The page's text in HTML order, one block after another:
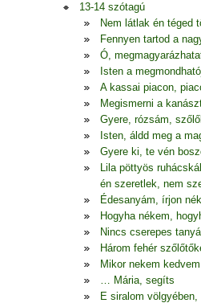
13-14 szótagú
Nem látlak én téged
Fennyen tartod a
Ó,
Isten a
A kassai piacon,
Megismerni a
Gyere, rózsám,
Isten, áldd meg a
Gyere ki, te vén
Lila pöttyös
én szeretlek, nem
Édesanyám, írjon
Hogyha nékem,
Nincs cserepes
Három fehér
Mikor nekem
… Mária, segíts
E siralom